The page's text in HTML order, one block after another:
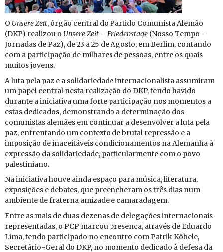
O Un­sere Zeit, órgão cen­tral do Par­tido Co­mu­nista Alemão
(DKP) re­a­lizou o Un­sere Zeit – Fri­e­dens­tage (Nosso Tempo –
Jor­nadas de Paz), de 23 a 25 de Agosto, em Berlim, con­tando
com a par­ti­ci­pação de mi­lhares de pes­soas, entre os quais
muitos jo­vens.
A luta pela paz e a so­li­da­ri­e­dade in­ter­na­ci­o­na­lista as­su­miram
um papel cen­tral nesta re­a­li­zação do DKP, tendo ha­vido
du­rante a ini­ci­a­tiva uma forte par­ti­ci­pação nos mo­mentos a
estas de­di­cados, de­mons­trando a de­ter­mi­nação dos
co­mu­nistas ale­mães em con­ti­nuar a de­sen­volver a luta pela
paz, en­fren­tando um con­texto de brutal re­pressão e a
im­po­sição de ina­cei­tá­veis con­di­ci­o­na­mentos na Ale­manha à
ex­pressão da so­li­da­ri­e­dade, par­ti­cu­lar­mente com o povo
pa­les­ti­niano.
Na ini­ci­a­tiva houve ainda es­paço para mú­sica, li­te­ra­tura,
ex­po­si­ções e de­bates, que pre­en­cheram os três dias num
am­bi­ente de fra­terna ami­zade e ca­ma­ra­dagem.
Entre as mais de duas de­zenas de de­le­ga­ções in­ter­na­ci­o­nais
re­pre­sen­tadas, o PCP marcou pre­sença, através de Edu­ardo
Lima, tendo par­ti­ci­pado no en­contro com Pa­trik Kö­bele,
Se­cre­tário-Geral do DKP, no mo­mento de­di­cado à de­fesa da